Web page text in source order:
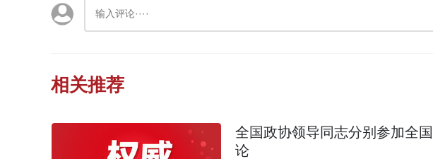
相关推荐
全国政协领导同志分别参加全
论